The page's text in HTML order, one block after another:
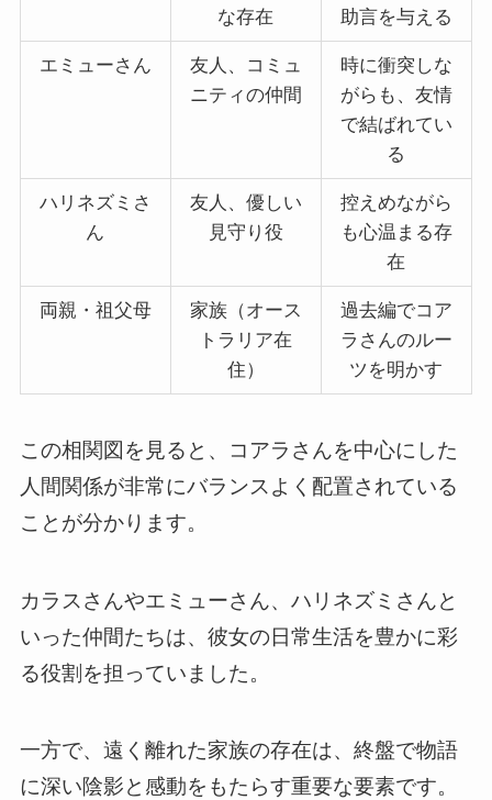
な存在
助言を与える
エミューさん
友人、コミュ
ニティの仲間
時に衝突しな
がらも、友情
で結ばれてい
る
ハリネズミさ
ん
友人、優しい
見守り役
控えめながら
も心温まる存
在
両親・祖父母
家族（オース
トラリア在
住）
過去編でコア
ラさんのルー
ツを明かす
この相関図を見ると、コアラさんを中心にした
人間関係が非常にバランスよく配置されている
ことが分かります。
カラスさんやエミューさん、ハリネズミさんと
いった仲間たちは、彼女の日常生活を豊かに彩
る役割を担っていました。
一方で、遠く離れた家族の存在は、終盤で物語
に深い陰影と感動をもたらす重要な要素です。